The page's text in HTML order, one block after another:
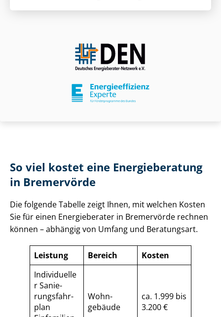
So viel kostet eine Energieberatung
in Bremervörde
Die folgende Tabelle zeigt Ihnen, mit welchen Kosten
Sie für einen Energieberater in Bremervörde rechnen
können – abhängig von Umfang und Beratungsart.
Leistung Bereich
Kosten
Individuelle
r Sa­nie­
rungs­fahr­
plan
Wohn­
gebäude
ca. 1.999 bis
3.200 €